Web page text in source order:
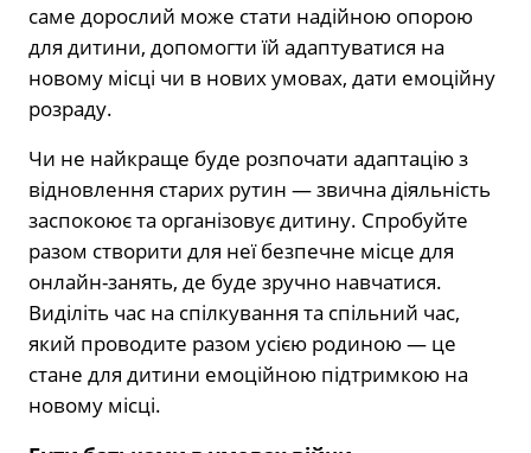
саме дорослий може стати надійною опорою
для дитини, допомогти їй адаптуватися на
новому місці чи в нових умовах, дати емоційну
розраду.
Чи не найкраще буде розпочати адаптацію з
відновлення старих рутин — звична діяльність
заспокоює та організовує дитину. Спробуйте
разом створити для неї безпечне місце для
онлайн-занять, де буде зручно навчатися.
Виділіть час на спілкування та спільний час,
який проводите разом усією родиною — це
стане для дитини емоційною підтримкою на
новому місці.